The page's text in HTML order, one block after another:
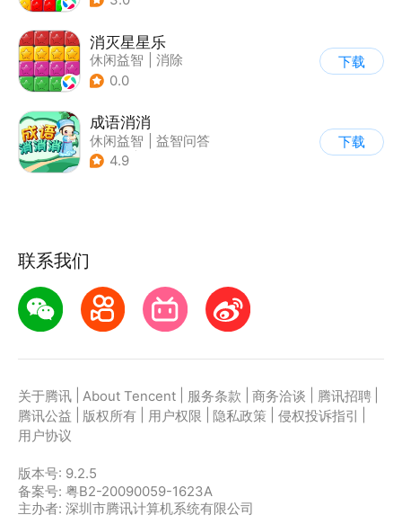
消灭星星乐
休闲益智
消除
0.0
下载
成语消消
休闲益智
益智问答
| 成语
4.9
下载
联系我们
关于腾讯 About Tencent 服务条款 商务洽谈 腾讯招聘
腾讯公益
版权所有 用户权限 隐私政策 侵权投诉指引
用户协议
版本号: 9.2.5
备案号: 粤B2-20090059-1623A
主办者: 深圳市腾讯计算机系统有限公司